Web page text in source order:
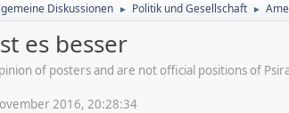
Diskussionen ► Politik und Gesellschaft ►
es besser
of posters and are not official positions of
2016, 20:28:34